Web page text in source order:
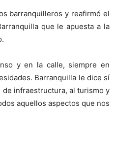
barranquilleros y reafirmó el
que le apuesta a la
y en la calle, siempre en
Barranquilla le dice sí
de infraestructura, al turismo y
aquellos aspectos que nos